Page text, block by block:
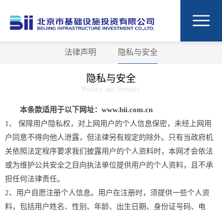
法律声明 隐私与安全
隐私与安全
Privacy and Security
本条款适用于以下网址：www.bii.com.cn
1、 保障用户隐私权，对上网用户的个人信息保密，未经上网用
户同意不得向他人泄露，但法律另有规定的除外。只有当政府机
关依照法定程序要求我们披露用户的个人资料时，本网才会依法
或为维护公共安全之目向执法单位提供用户的个人资料，且不承
担任何法律责任。
2、用户自愿注册个人信息。用户在注册时，须提供一些个人资
料，包括用户姓名、性别、年龄、出生日期、身份证号码、电